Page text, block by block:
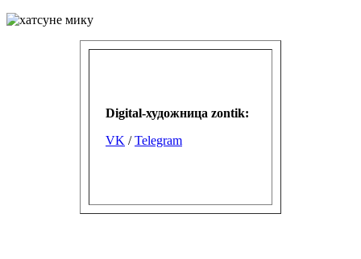
Digital-художница zontik:
VK /Telegram